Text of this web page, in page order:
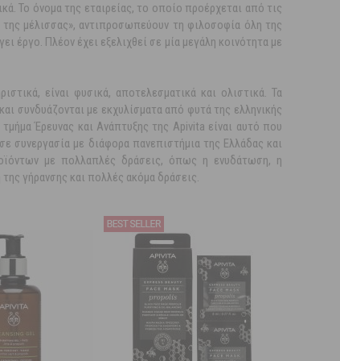
Το όνομα της εταιρείας, το οποίο προέρχεται από τις
μέλισσας», αντιπροσωπεύουν τη φιλοσοφία όλη της
έργο. Πλέον έχει εξελιχθεί σε μία μεγάλη κοινότητα με
είναι φυσικά, αποτελεσματικά και ολιστικά. Τα
συνδυάζονται με εκχυλίσματα από φυτά της ελληνικής
Έρευνας και Ανάπτυξης της Apivita είναι αυτό που
συνεργασία με διάφορα πανεπιστήμια της Ελλάδας και
με πολλαπλές δράσεις, όπως η ενυδάτωση, η
γήρανσης και πολλές ακόμα δράσεις.